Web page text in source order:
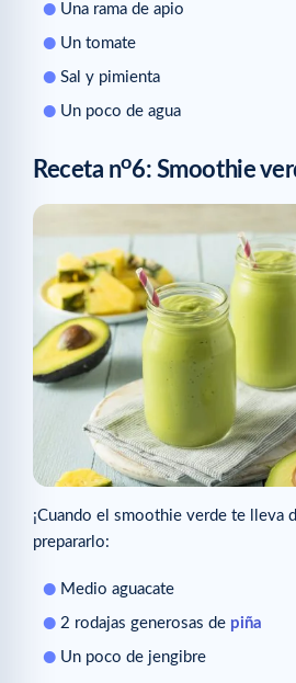
Una rama de apio
Un tomate
Sal y pimienta
Un poco de agua
Receta no6: Smoothie
¡Cuando el smoothie verde te lleva
prepararlo:
Medio aguacate
2 rodajas generosas de piña
Un poco de jengibre